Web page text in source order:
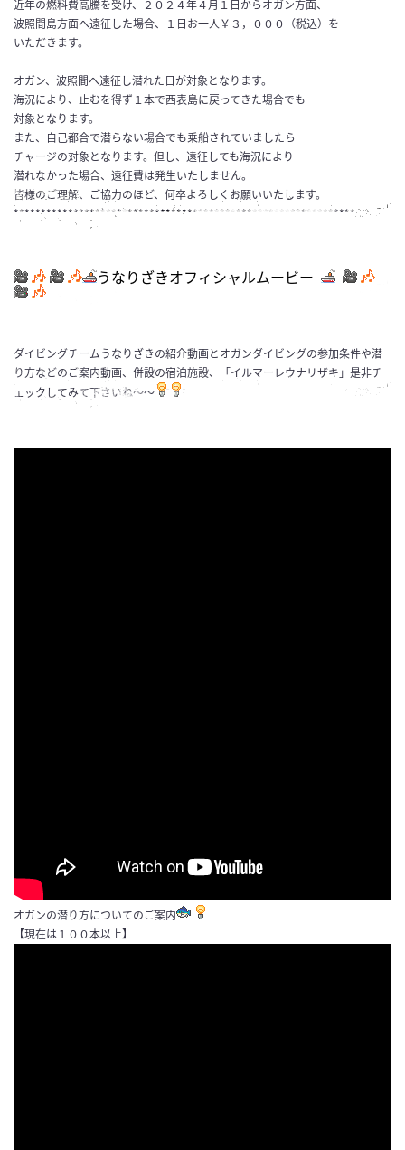
近年の燃料費高騰を受け、２０２４年４月１日からオガン方面、
波照間島方面へ遠征した場合、１日お一人￥３，０００（税込）を
いただきます。
オガン、波照間へ遠征し潜れた日が対象となります。
海況により、止むを得ず１本で西表島に戻ってきた場合でも
対象となります。
また、自己都合で潜らない場合でも乗船されていましたら
チャージの対象となります。但し、遠征しても海況により
潜れなかった場合、遠征費は発生いたしません。
皆様のご理解、ご協力のほど、何卒よろしくお願いいたします。
***************************************************************
うなりざきオフィシャルムービー
ダイビングチームうなりざきの紹介動画とオガンダイビングの参加条件や潜
り方などのご案内動画、併設の宿泊施設、「イルマーレウナリザキ」是非チ
ェックしてみて下さいね～～
オガンの潜り方についてのご案内
【現在は１００本以上】